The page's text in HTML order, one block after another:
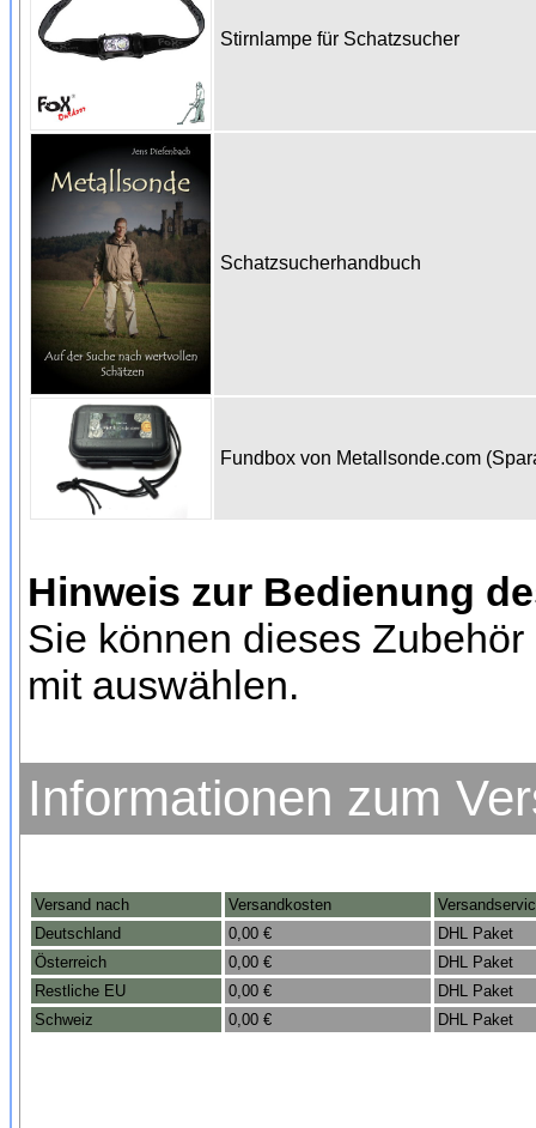
Stirnlampe für Schatzsucher
Schatzsucherhandbuch
Fundbox von Metallsonde.com
Hinweis zur Bedienung
Sie können dieses
mit auswählen.
Informationen zum
Versand nach Versandkosten
Deutschland
0,00 €
DHL Paket
Österreich
0,00 €
DHL Paket
Restliche EU
0,00 €
DHL Paket
Schweiz
0,00 € DHL Paket